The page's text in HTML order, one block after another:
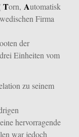
Torn, Automatisk
Firma
der
Einheiten vom
zu seinem
hervorragende
war jedoch